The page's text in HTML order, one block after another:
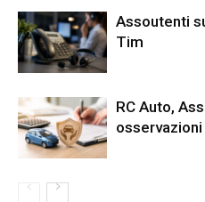
Assoutenti
Tim
RC Auto,
osservazioni